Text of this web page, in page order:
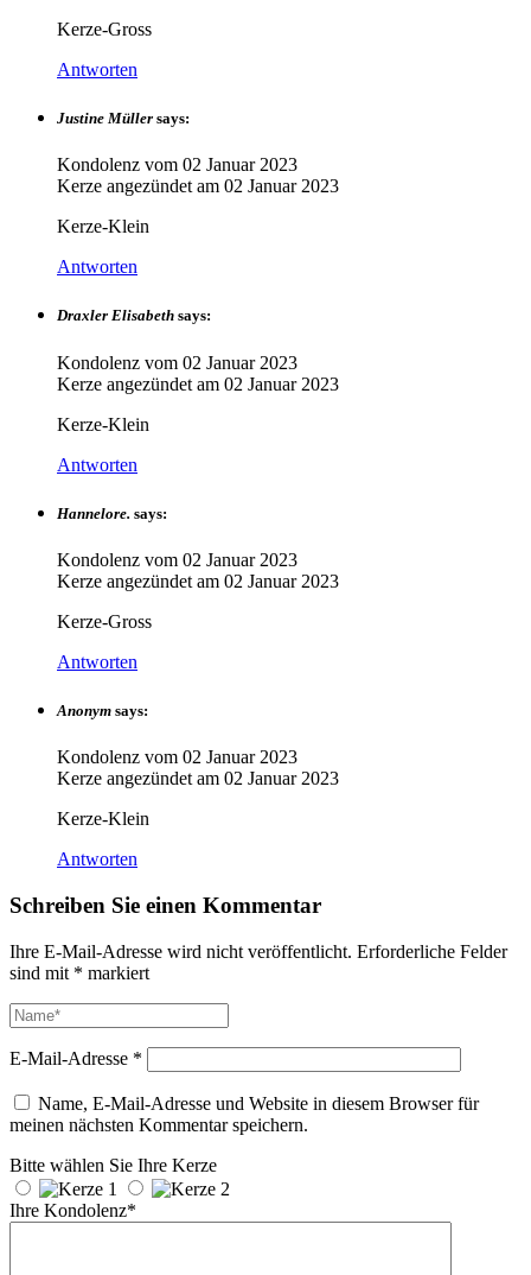
Kerze-Gross
Antworten
Justine Müller says:
Kondolenz vom 02 Januar 2023
Kerze angezündet am 02 Januar 2023
Kerze-Klein
Antworten
Draxler Elisabeth says:
Kondolenz vom 02 Januar 2023
Kerze angezündet am 02 Januar 2023
Kerze-Klein
Antworten
Hannelore. says:
Kondolenz vom 02 Januar 2023
Kerze angezündet am 02 Januar 2023
Kerze-Gross
Antworten
Anonym says:
Kondolenz vom 02 Januar 2023
Kerze angezündet am 02 Januar 2023
Kerze-Klein
Antworten
Schreiben Sie einen Kommentar
Ihre E-Mail-Adresse wird nicht veröffentlicht. Erforderliche Felder
sind mit * markiert
E-Mail-Adresse *
Name, E-Mail-Adresse und Website in diesem Browser für
meinen nächsten Kommentar speichern.
Bitte wählen Sie Ihre Kerze
Ihre Kondolenz*